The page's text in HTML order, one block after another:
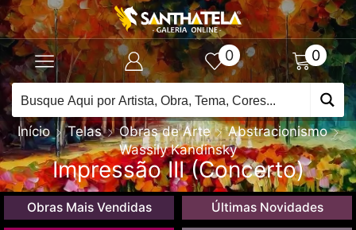
0 0
Início Telas Obras de Arte
Abstracionismo
Wassily Kandinsky
Impressão III (Concerto)
Obras Mais Vendidas Últimas Novidades